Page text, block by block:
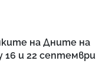
на Дните на
и 22 септември